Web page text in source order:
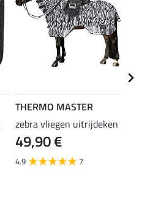
THERMO MASTER
zebra vliegen uitrijdeken
49,90 €
4.9 7